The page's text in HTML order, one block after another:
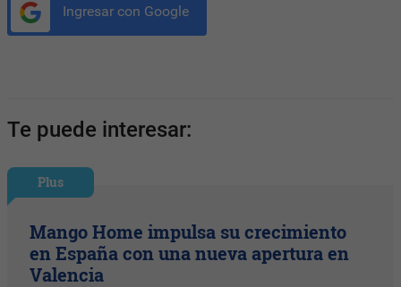
Ingresar con Google
Te puede interesar:
Plus
Mango Home impulsa su crecimiento
en España con una nueva apertura en
Valencia